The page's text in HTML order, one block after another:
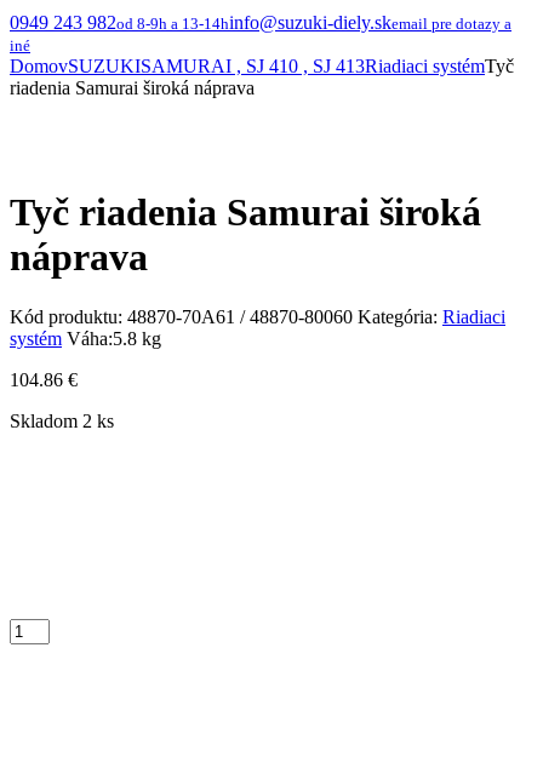
0949 243 982od 8-9h a 13-14hinfo@suzuki-diely.skemail pre dotazy a
iné
DomovSUZUKISAMURAI , SJ 410 , SJ 413Riadiaci systémTyč
riadenia Samurai široká náprava
Tyč riadenia Samurai široká
náprava
Kód produktu: 48870-70A61 / 48870-80060 Kategória: Riadiaci
systém Váha:5.8 kg
104.86 €
Skladom 2 ks